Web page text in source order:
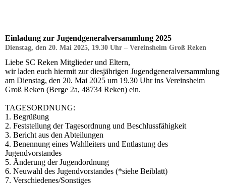
Einladung zur Jugendgeneralversammlung 2025
Dienstag, den 20. Mai 2025, 19.30 Uhr – Vereinsheim Groß Reken
Liebe SC Reken Mitglieder und Eltern,
wir laden euch hiermit zur diesjährigen Jugendgeneralversammlung
am Dienstag, den 20. Mai 2025 um 19.30 Uhr ins Vereinsheim
Groß Reken (Berge 2a, 48734 Reken) ein.
TAGESORDNUNG:
1. Begrüßung
2. Feststellung der Tagesordnung und Beschlussfähigkeit
3. Bericht aus den Abteilungen
4. Benennung eines Wahlleiters und Entlastung des
Jugendvorstandes
5. Änderung der Jugendordnung
6. Neuwahl des Jugendvorstandes (*siehe Beiblatt)
7. Verschiedenes/Sonstiges